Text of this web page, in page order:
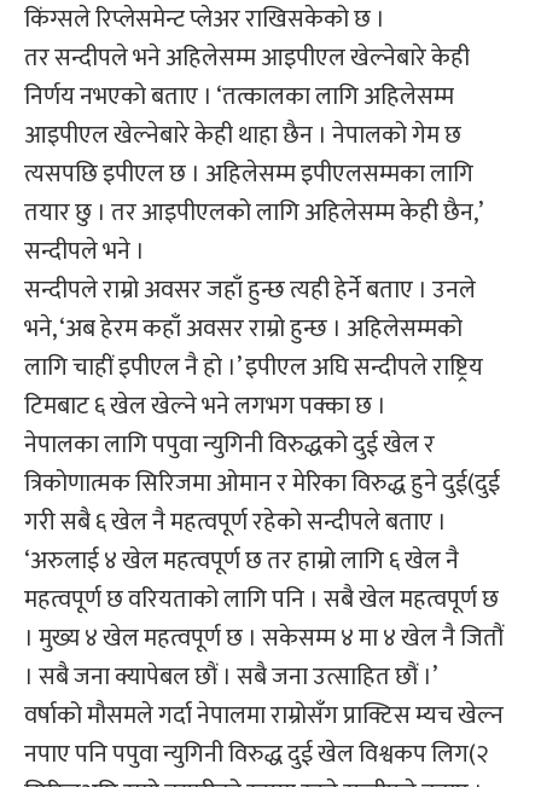
किंग्सले रिप्लेसमेन्ट प्लेअर राखिसकेको छ ।
तर सन्दीपले भने अहिलेसम्म आइपीएल खेल्नेबारे केही
निर्णय नभएको बताए । ‘तत्कालका लागि अहिलेसम्म
आइपीएल खेल्नेबारे केही थाहा छैन । नेपालको गेम छ
त्यसपछि इपीएल छ । अहिलेसम्म इपीएलसम्मका लागि
तयार छु । तर आइपीएलको लागि अहिलेसम्म केही छैन,’
सन्दीपले भने ।
सन्दीपले राम्रो अवसर जहाँ हुन्छ त्यही हेर्ने बताए । उनले
भने, ‘अब हेरम कहाँ अवसर राम्रो हुन्छ । अहिलेसम्मको
लागि चाहीं इपीएल नै हो ।’ इपीएल अघि सन्दीपले राष्ट्रिय
टिमबाट ६ खेल खेल्ने भने लगभग पक्का छ ।
नेपालका लागि पपुवा न्युगिनी विरुद्धको दुई खेल र
त्रिकोणात्मक सिरिजमा ओमान र मेरिका विरुद्ध हुने दुई(दुई
गरी सबै ६ खेल नै महत्वपूर्ण रहेको सन्दीपले बताए ।
‘अरुलाई ४ खेल महत्वपूर्ण छ तर हाम्रो लागि ६ खेल नै
महत्वपूर्ण छ वरियताको लागि पनि । सबै खेल महत्वपूर्ण छ
। मुख्य ४ खेल महत्वपूर्ण छ । सकेसम्म ४ मा ४ खेल नै जितौं
। सबै जना क्यापेबल छौं । सबै जना उत्साहित छौं ।’
वर्षाको मौसमले गर्दा नेपालमा राम्रोसँग प्राक्टिस म्यच खेल्न
नपाए पनि पपुवा न्युगिनी विरुद्ध दुई खेल विश्वकप लिग(२